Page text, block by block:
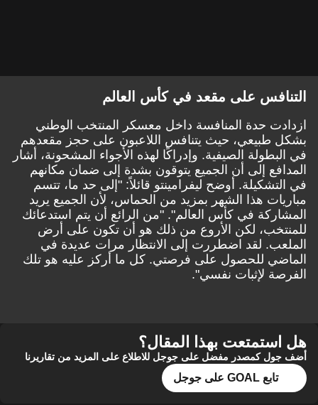
التنافس على مقعد في كأس العالم
ازدادت حدة المنافسة داخل معسكر المنتخب الوطني
بشكل طبيعي، حيث يتنافس اللاعبون على حجز مقعدهم
في البطولة الصيفية. وإدراكًا لهذه الأجواء المشحونة، أشار
المدافع إلى أن الجميع يتوقون بشدة إلى ضمان مكانهم
في التشكيلة. أوضح ليفرامينتو قائلاً: "إلى حد ما، تتسم
مباريات هذا الشهر بمزيد من الحماس، لأن الجميع يريد
المشاركة في كأس العالم". "من الرائع أن يتم استدعائك
للمنتخب، لكن الأروع من ذلك هو أن تكون على أرض
الملعب. لقد اضطررت إلى الانتظار مرات عديدة في
الماضي للحصول على فرصتي. كل ما أركز عليه هو تلك
الفرصة لإثبات نفسي".
هل استمتعت بهذا المقال؟
أضف جول كمصدر مفضل على جوجل للاطلاع على المزيد من تقاريرنا
تابع GOAL على جوجل